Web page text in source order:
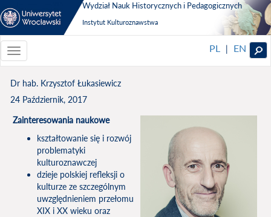
Wydział Nauk Historycznych i Pedagogicznych
Instytut Kulturoznawstwa
Toggle
navigationToggle
PL | EN
Dr hab. Krzysztof Łukasiewicz
24 Październik, 2017
Zainteresowania naukowe
kształtowanie się i rozwój
problematyki
kulturoznawczej
dzieje polskiej refleksji o
kulturze ze szczególnym
uwzględnieniem przełomu
XIX i XX wieku oraz